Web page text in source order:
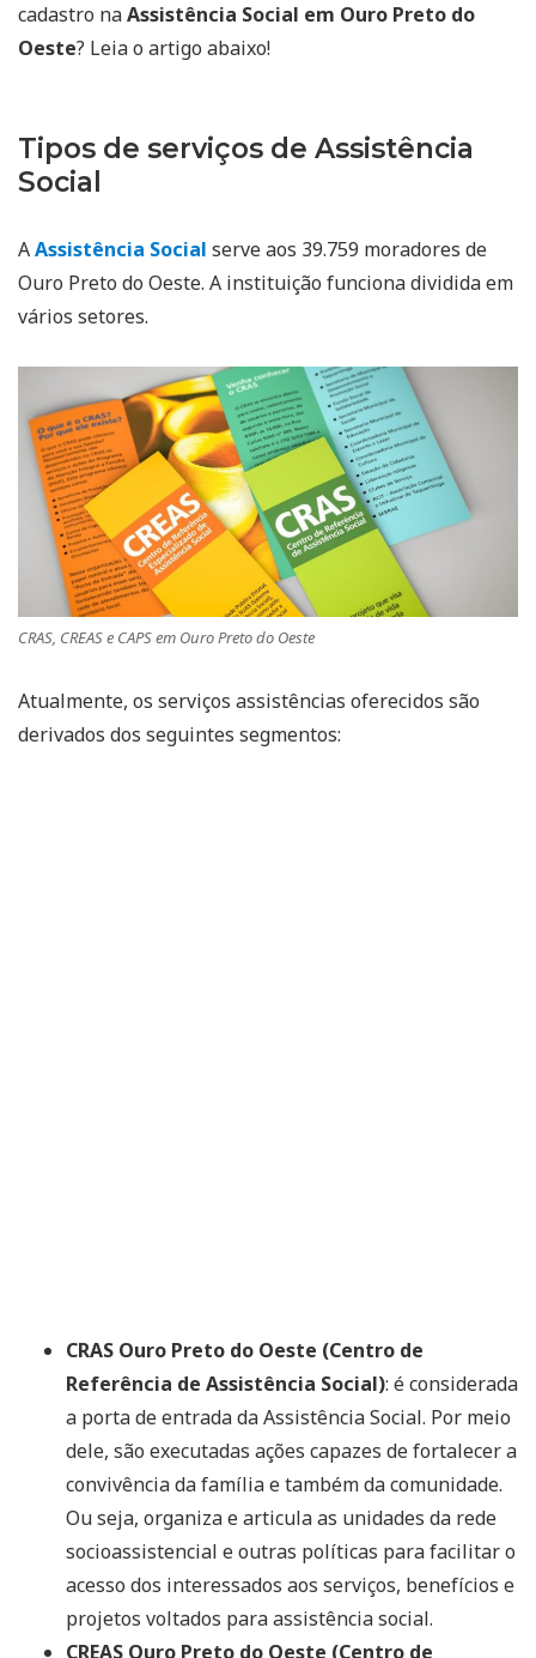
cadastro naAssistência Social em Ouro Preto do
Oeste? Leia o artigo abaixo!
Tipos de serviços de Assistência
Social
AAssistência Social serve aos 39.759 moradores de
Ouro Preto do Oeste. A instituição funciona dividida em
vários setores.
CRAS, CREAS e CAPS em Ouro Preto do Oeste
Atualmente, os serviços assistências oferecidos são
derivados dos seguintes segmentos:
CRAS Ouro Preto do Oeste (Centro de
Referência de Assistência Social): é considerada
a porta de entrada da Assistência Social. Por meio
dele, são executadas ações capazes de fortalecer a
convivência da família e também da comunidade.
Ou seja, organiza e articula as unidades da rede
socioassistencial e outras políticas para facilitar o
acesso dos interessados aos serviços, benefícios e
projetos voltados para assistência social.
CREAS Ouro Preto do Oeste (Centro de